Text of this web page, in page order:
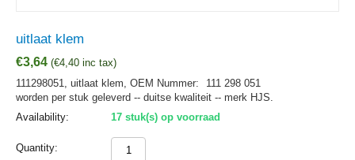
uitlaat klem
€3,64 (€4,40 inc tax)
111298051, uitlaat klem, OEM Nummer:
111 298 051
worden per stuk geleverd -- duitse kwaliteit -- merk HJS.
Availability:
17 stuk(s) op voorraad
Quantity: